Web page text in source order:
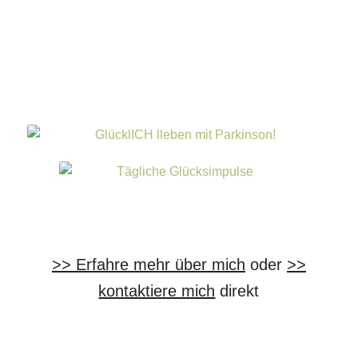
>> Erfahre mehr über mich oder >>
kontaktiere mich direkt